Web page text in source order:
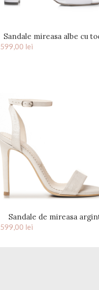
Sandale mireasa albe cu
si accesoriu Peep Toe
599,00 lei
Sandale de mireasa
bareta pe glezna Luna
599,00 lei